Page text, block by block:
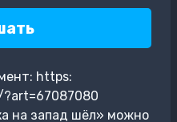
https:
на запад шёл» можно